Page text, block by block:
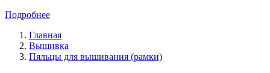
Подробнее
Главная
Вышивка
Пяльцы для вышивания (рамки)